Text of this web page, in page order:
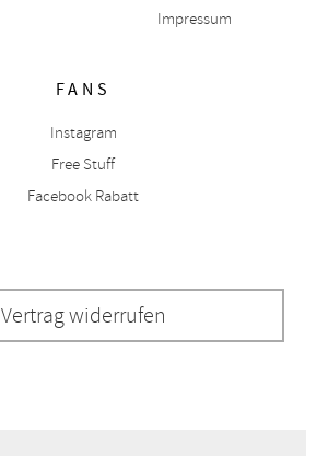
Impressum
FANS
Instagram
Free Stuff
Facebook Rabatt
Vertrag widerrufen